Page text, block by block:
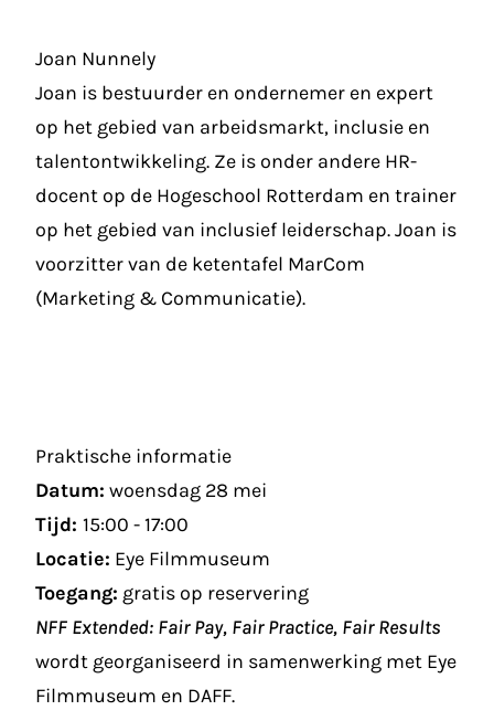
Joan Nunnely
Joan is bestuurder en ondernemer en expert
op het gebied van arbeidsmarkt, inclusie en
talentontwikkeling. Ze is onder andere HR-
docent op de Hogeschool Rotterdam en trainer
op het gebied van inclusief leiderschap. Joan is
voorzitter van de ketentafel MarCom
(Marketing & Communicatie).
Praktische informatie
Datum: woensdag 28 mei
Tijd: 15:00 - 17:00
Locatie: Eye Filmmuseum
Toegang: gratis op reservering
NFF Extended: Fair Pay, Fair Practice, Fair Results
wordt georganiseerd in samenwerking met Eye
Filmmuseum en DAFF.